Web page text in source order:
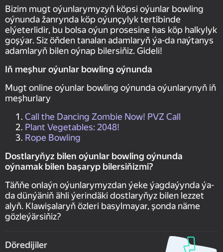
Bizim mugt oýunlarymyzyň köpsi oýunlar bowling
oýnunda žanrynda köp oýunçylyk tertibinde
elýeterlidir, bu bolsa oýun prosesine has köp halkylyk
goşýar. Siz öňden tanalan adamlaryň ýa-da naýtanys
adamlaryň bilen oýnap bilersiňiz. Gideli!
Iň meşhur oýunlar bowling oýnunda
Mugt online oýunlar bowling oýnunda oýunlarynyň iň
meşhurlary
Call the Dancing Zombie Now! PVZ Call
Plant Vegetables: 2048!
Rope Bowling
Dostlaryňyz bilen oýunlar bowling oýnunda
oýnamak bilen başaryp bilersiňizmi?
Täňňe onlaýn oýunlarymyzdan ýeke ýagdaýynda ýa-
da dünýäniň ähli ýerindäki dostlaryňyz bilen lezzet
alyň. Klawişalaryň özleri basylmayar, şonda näme
gözleýärsiňiz?
Döredijiler